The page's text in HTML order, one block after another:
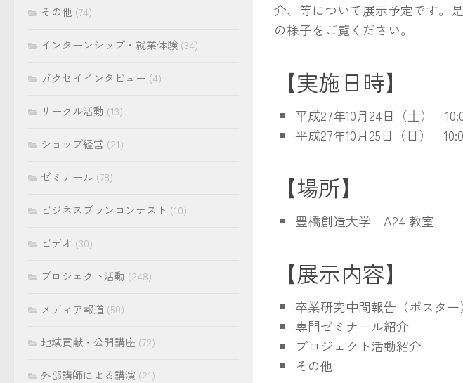
介、等について展示予定です。
の様子をご覧ください。
【実施日時】
平成27年10月24日（土）
平成27年10月25日（日）
【場所】
豊橋創造大学 A24 教室
【展示内容】
卒業研究中間報告（ポスター）
専門ゼミナール紹介
プロジェクト活動紹介
その他
その他 (74)
インターンシップ・就業体験 (34)
ガクセイインタビュー (4)
サークル活動 (13)
ショップ経営 (21)
ゼミナール (78)
ビジネスプランコンテスト (10)
ビデオ (30)
プロジェクト活動 (248)
メディア報道 (50)
地域貢献・公開講座 (72)
外部講師による講演 (21)